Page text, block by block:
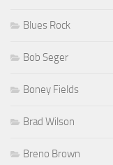
Blues Rock
Bob Seger
Boney Fields
Brad Wilson
Breno Brown